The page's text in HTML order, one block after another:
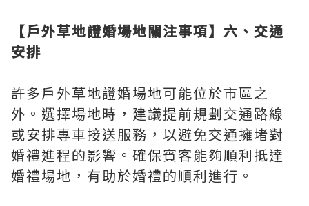
【戶外草地證婚場地關注事項】六、交通
安排
許多戶外草地證婚場地可能位於市區之
外。選擇場地時，建議提前規劃交通路線
或安排專車接送服務，以避免交通擁堵對
婚禮進程的影響。確保賓客能夠順利抵達
婚禮場地，有助於婚禮的順利進行。